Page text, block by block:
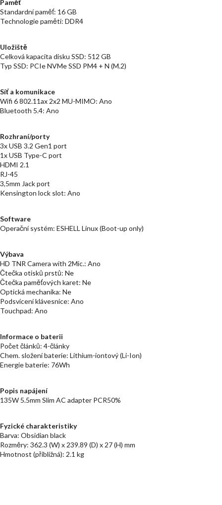
Paměť
Standardní paměť: 16 GB
Technologie paměti: DDR4
Uložiště
Celková kapacita disku SSD: 512 GB
Typ SSD: PCIe NVMe SSD PM4 + N (M.2)
Síť a komunikace
Wifi 6 802.11ax 2x2 MU-MIMO: Ano
Bluetooth 5.4: Ano
Rozhraní/porty
3x USB 3.2 Gen1 port
1x USB Type-C port
HDMI 2.1
RJ-45
3,5mm Jack port
Kensington lock slot: Ano
Software
Operační systém: ESHELL Linux (Boot-up only)
Výbava
HD TNR Camera with 2Mic.: Ano
Čtečka otisků prstů: Ne
Čtečka paměťových karet: Ne
Optická mechanika: Ne
Podsvícení klávesnice: Ano
Touchpad: Ano
Informace o baterii
Počet článků: 4-články
Chem. složení baterie: Lithium-iontový (Li-Ion)
Energie baterie: 76Wh
Popis napájení
135W 5.5mm Slim AC adapter PCR50%
Fyzické charakteristiky
Barva: Obsidian black
Rozměry: 362.3 (W) x 239.89 (D) x 27 (H) mm
Hmotnost (přibližná): 2.1 kg